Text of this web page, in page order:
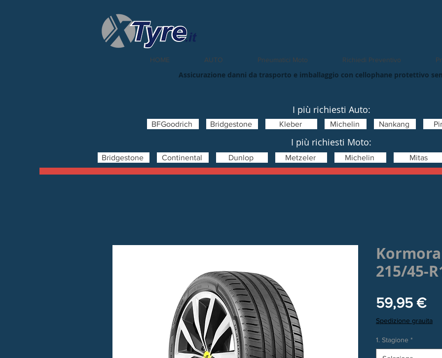
HOME AUTO Pneumatici Moto Richiedi Preventivo
Assicurazione danni da trasporto e imballaggio con cellophane protettivo
I più richiesti Auto:
BFGoodrich Bridgestone Kleber Michelin Nankang
I più richiesti Moto:
Bridgestone Continental Dunlop Metzeler Michelin Mitas
215/45-
59,95 €
Spedizione grauita
1. Stagione *